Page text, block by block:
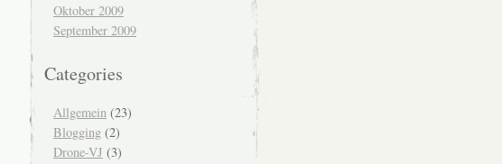
Oktober 2009
September 2009
Categories
Allgemein (23)
Blogging (2)
Drone-VJ (3)